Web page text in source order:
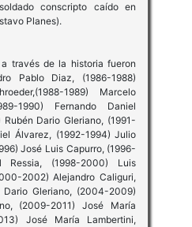
conscripto caído en
Planes).
través de la historia fueron
Pablo Diaz, (1986-1988)
1989) Marcelo
1990) Fernando Daniel
Dario Gleriano, (1991-
Álvarez, (1992-1994) Julio
José Luis Capurro, (1996-
Ressia, (1998-2000) Luis
2002) Alejandro Caliguri,
Gleriano, (2004-2009)
(2009-2011) José María
José María Lambertini,